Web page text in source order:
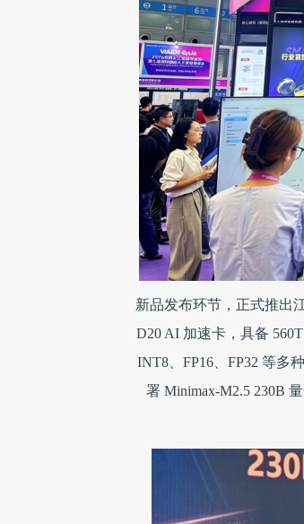
新品发布环节，正式推出
D20 AI 加速卡，具备
INT8、FP16、FP32 等多
署 Minimax-M2.5 230B